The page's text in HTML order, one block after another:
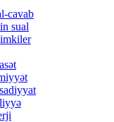
cavab
sual